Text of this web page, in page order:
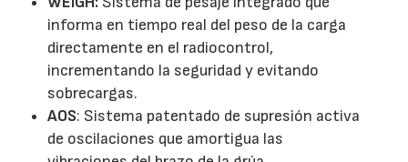
informa en tiempo real del peso de la carga
directamente en el radiocontrol,
incrementando la seguridad y evitando
sobrecargas.
AOS: Sistema patentado de supresión activa
de oscilaciones que amortigua las